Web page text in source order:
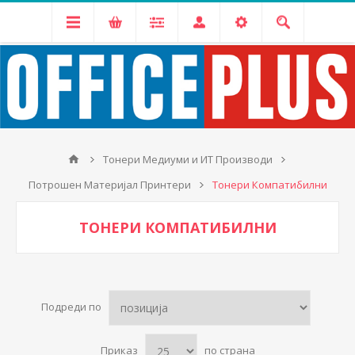
Тонери Медиуми и ИТ Производи
Потрошен Материјал Принтери
Тонери Компатибилни
ТОНЕРИ КОМПАТИБИЛНИ
Подреди по
Приказ по страна